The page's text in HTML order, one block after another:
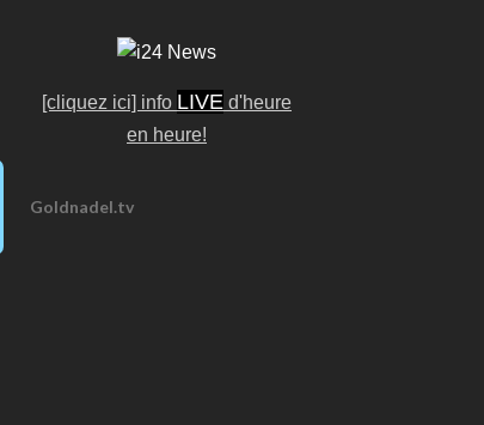
[cliquez ici] info LIVE d'heure
en heure!
Goldnadel.tv